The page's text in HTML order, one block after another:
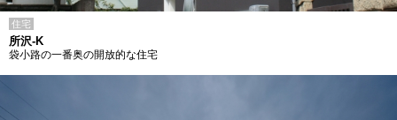
住宅
所沢-K
袋小路の一番奥の開放的な住宅